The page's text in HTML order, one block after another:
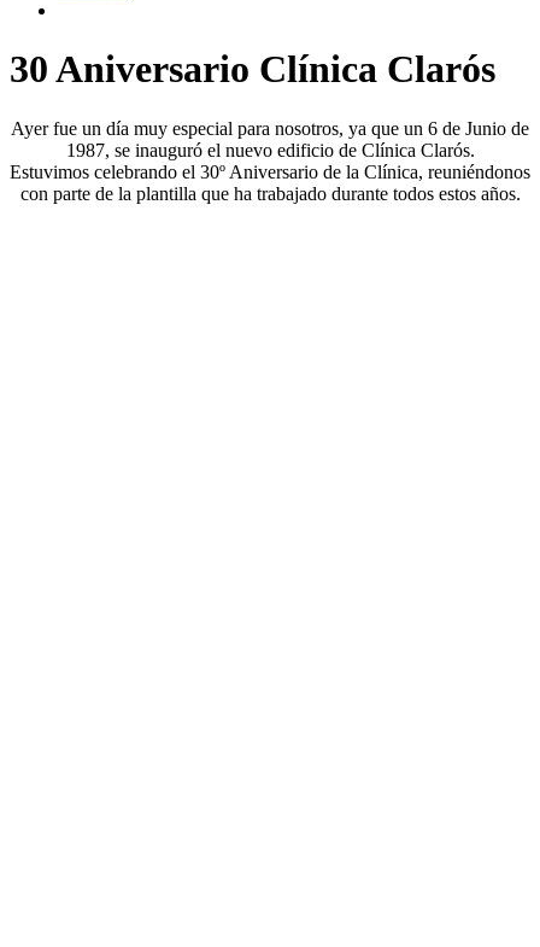
30 Aniversario Clínica Clarós
Ayer fue un día muy especial para nosotros, ya que un 6 de Junio de
1987, se inauguró el nuevo edificio de Clínica Clarós.
Estuvimos celebrando el 30º Aniversario de la Clínica, reuniéndonos
con parte de la plantilla que ha trabajado durante todos estos años.